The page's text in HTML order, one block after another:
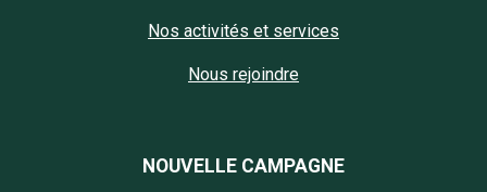
Nos activités et services
Nous rejoindre
NOUVELLE CAMPAGNE